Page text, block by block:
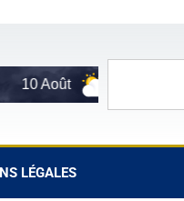
27°C
LÉGALES